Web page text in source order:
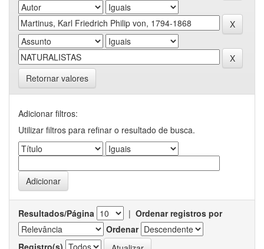
Retornar valores
Adicionar filtros:
Utilizar filtros para refinar o resultado de busca.
Resultados/Página | Ordenar registros por
Ordenar
Registro(s)